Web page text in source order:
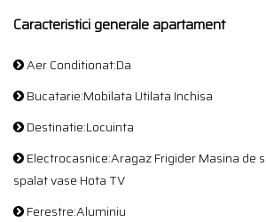
Caracteristici generale apartament
Aer Conditionat:Da
Bucatarie:Mobilata Utilata Inchisa
Destinatie:Locuinta
Electrocasnice:Aragaz Frigider Masina de
spalat vase Hota TV
Ferestre:Aluminiu